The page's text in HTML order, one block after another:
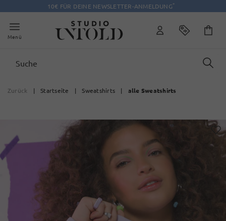
10€ FÜR DEINE NEWSLETTER-ANMELDUNG*
Menü
Zurück | Startseite | Sweatshirts | alle Sweatshirts